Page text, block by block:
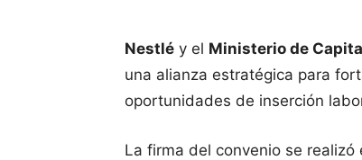
Nestlé y el Ministerio de
una alianza estratégica para
oportunidades de inserción
La firma del convenio se